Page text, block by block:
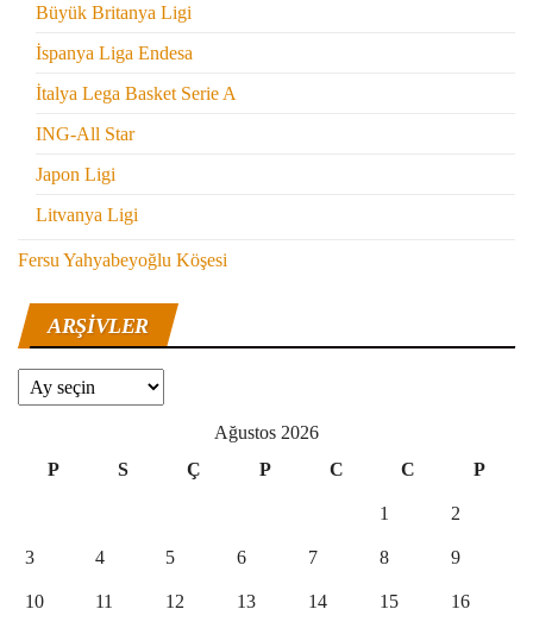
Büyük Britanya Ligi
İspanya Liga Endesa
İtalya Lega Basket Serie A
ING-All Star
Japon Ligi
Litvanya Ligi
Fersu Yahyabeyoğlu Köşesi
ARŞIVLER
Arşivler
Ağustos 2026
P
S Ç P C C P
1 2
3 4 5 6 7 8 9
10 11 12 13 14 15 16